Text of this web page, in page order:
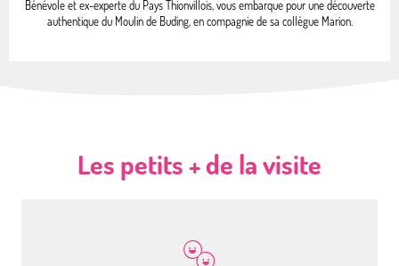
Bénévole et ex-experte du Pays Thionvillois, vous embarque pour une découverte
authentique du Moulin de Buding, en compagnie de sa collègue Marion.
Les petits + de la visite